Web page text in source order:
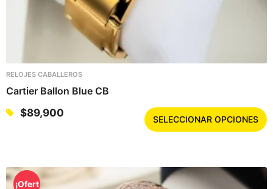
RELOJES CABALLEROS
Cartier Ballon Blue CB
$89,900
SELECCIONAR OPCIONES
p
¡Ofert